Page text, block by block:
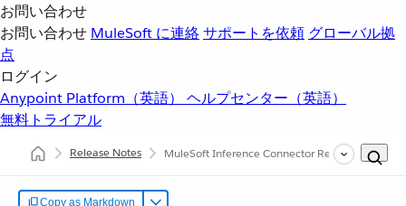
お問い合わせ
お問い合わせ MuleSoft に連絡サポートを依頼 グローバル拠
点
ログイン
Anypoint Platform（英語） ヘルプセンター（英語）
無料トライアル
Release Notes MuleSoft Inference Connector Release Notes
Copy as Markdown